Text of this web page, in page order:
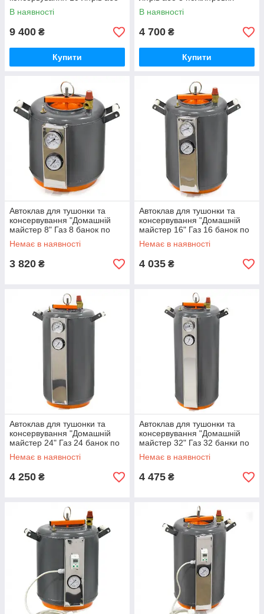
24 полірові
В наявності
9 400 ₴
Купити
В наявності
4 700 ₴
Купити
Автоклав для тушонки та
консервування "Домашній
майстер 8" Газ 8 банок по
0,5л, 5 банок по 1л
Немає в наявності
3 820 ₴
Автоклав для тушонки та
консервування "Домашній
майстер 16" Газ 16 банок по
0,5л, 5 банок по 1л
Немає в наявності
4 035 ₴
Автоклав для тушонки та
консервування "Домашній
майстер 24" Газ 24 банок по
0,5л, 10 банок по 1л
Немає в наявності
4 250 ₴
Автоклав для тушонки та
консервування "Домашній
майстер 32" Газ 32 банки по
0,5л, 15 банок по 1л
Немає в наявності
4 475 ₴